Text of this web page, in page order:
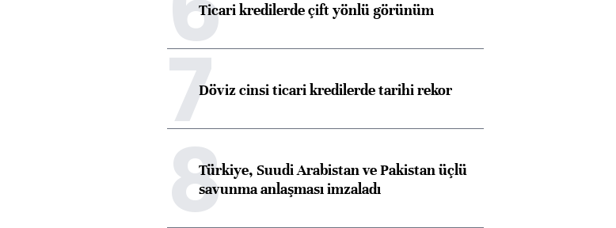
Ticari kredilerde çift yönlü görünüm
7Döviz cinsi ticari kredilerde tarihi rekor
8Türkiye, Suudi Arabistan ve Pakistan üçlü
savunma anlaşması imzaladı